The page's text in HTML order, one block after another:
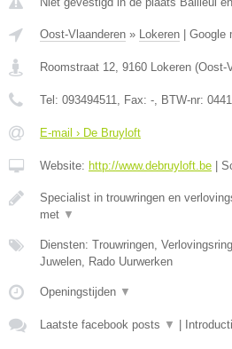
Oost-Vlaanderen » Lokeren Google
Roomstraat 12, 9160 Lokeren (Oost-
Tel: 093494511, Fax: -, BTW-nr:
E-mail › De Bruyloft
Website: http://www.debruyloft.be
Specialist in trouwringen en
met ▼
Diensten: Trouwringen,
Juwelen, Rado Uurwerken
Openingstijden ▼
Laatste facebook posts ▼